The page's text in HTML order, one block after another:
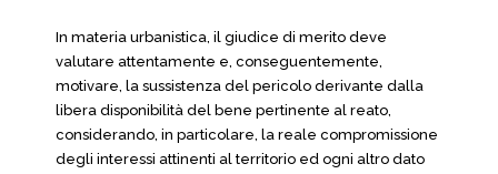
In materia urbanistica, il giudice di merito deve
valutare attentamente e, conseguentemente,
motivare, la sussistenza del pericolo derivante dalla
libera disponibilità del bene pertinente al reato,
considerando, in particolare, la reale compromissione
degli interessi attinenti al territorio ed ogni altro dato